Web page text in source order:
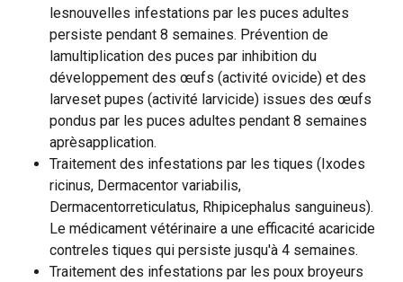
lesnouvelles infestations par les puces adultes
persiste pendant 8 semaines. Prévention de
lamultiplication des puces par inhibition du
développement des œufs (activité ovicide) et des
larveset pupes (activité larvicide) issues des œufs
pondus par les puces adultes pendant 8 semaines
aprèsapplication.
Traitement des infestations par les tiques (Ixodes
ricinus, Dermacentor variabilis,
Dermacentorreticulatus, Rhipicephalus sanguineus).
Le médicament vétérinaire a une efficacité acaricide
contreles tiques qui persiste jusqu'à 4 semaines.
Traitement des infestations par les poux broyeurs